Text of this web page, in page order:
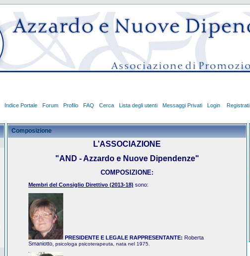
Indice Portale Forum Profilo FAQ Cerca Lista degli utenti Messaggi Privati Login Registrati
Composizione
L’ASSOCIAZIONE
"AND - Azzardo e Nuove Dipendenze"
COMPOSIZIONE:
Membri del Consiglio Direttivo (2013-18) sono:
PRESIDENTE E LEGALE RAPPRESENTANTE: Roberta
Smaniotto, psicologa psicoterapeuta, nata nel 1975.